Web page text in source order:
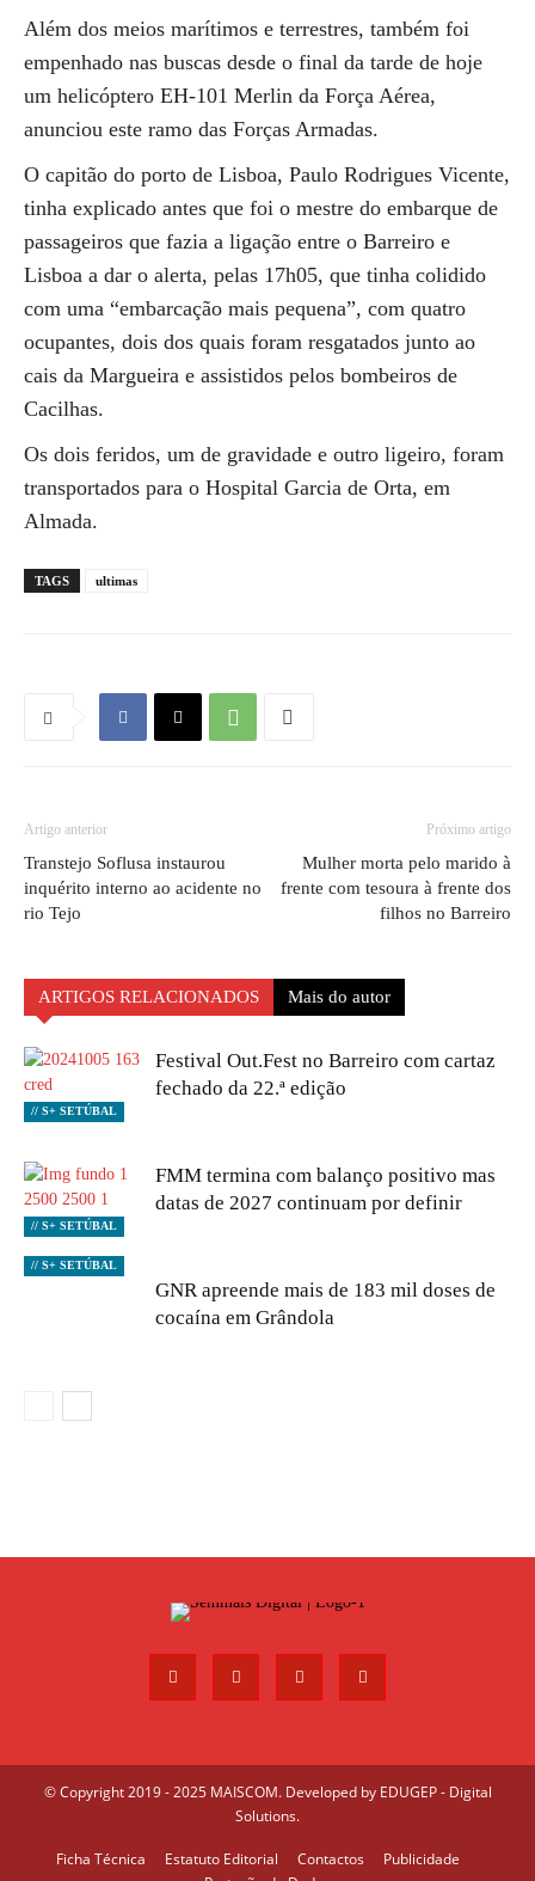
Além dos meios marítimos e terrestres, também foi
empenhado nas buscas desde o final da tarde de hoje
um helicóptero EH-101 Merlin da Força Aérea,
anunciou este ramo das Forças Armadas.
O capitão do porto de Lisboa, Paulo Rodrigues Vicente,
tinha explicado antes que foi o mestre do embarque de
passageiros que fazia a ligação entre o Barreiro e
Lisboa a dar o alerta, pelas 17h05, que tinha colidido
com uma “embarcação mais pequena”, com quatro
ocupantes, dois dos quais foram resgatados junto ao
cais da Margueira e assistidos pelos bombeiros de
Cacilhas.
Os dois feridos, um de gravidade e outro ligeiro, foram
transportados para o Hospital Garcia de Orta, em
Almada.
TAGS ultimas
Artigo anterior
Transtejo Soflusa instaurou
inquérito interno ao acidente no
rio Tejo
Próximo artigo
Mulher morta pelo marido à
frente com tesoura à frente dos
filhos no Barreiro
ARTIGOS RELACIONADOS Mais do autor
// S+ SETÚBAL
Festival Out.Fest no Barreiro com cartaz
fechado da 22.ª edição
// S+ SETÚBAL
FMM termina com balanço positivo mas
datas de 2027 continuam por definir
// S+ SETÚBAL
GNR apreende mais de 183 mil doses de
cocaína em Grândola
© Copyright 2019 - 2025 MAISCOM. Developed by EDUGEP - Digital
Solutions.
Ficha Técnica Estatuto Editorial Contactos
Publicidade